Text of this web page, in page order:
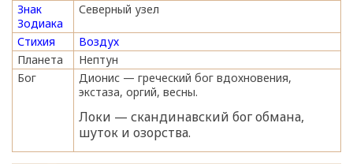
Знак
Зодиака
Северный узел
Стихия
Воздух
Планета
Нептун
Бог
Дионис — греческий бог вдохновения,
экстаза, оргий, весны.
Локи — скандинавский бог обмана,
шуток и озорства.